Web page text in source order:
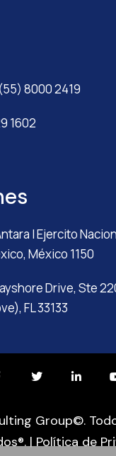
8000 2419
1602
I Ejercito
México 1150
Drive, Ste
FL 33133
Group©.
| Política de